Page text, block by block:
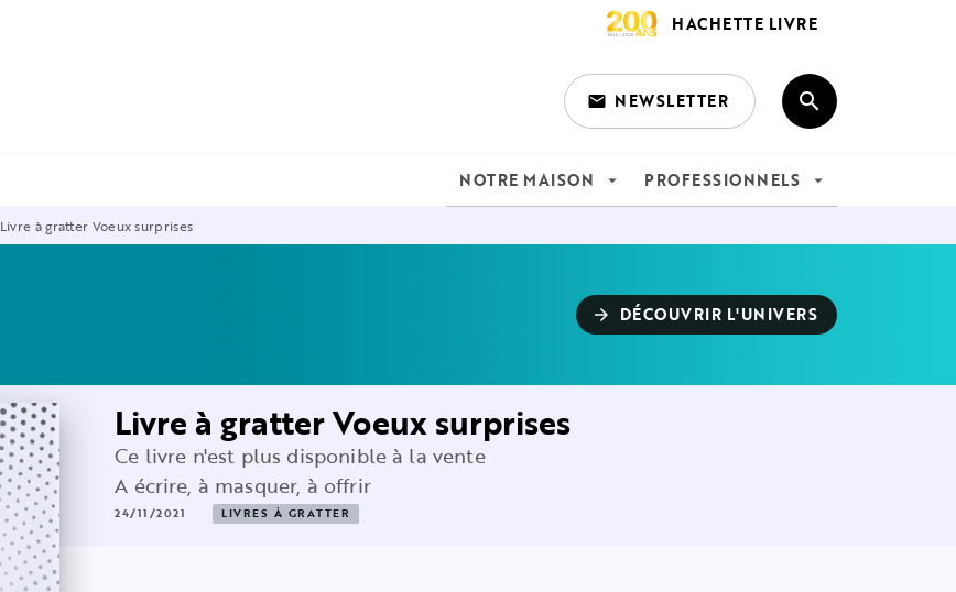
HACHETTE LIVRE
email NEWSLETTER search
NOTRE MAISON arrow_drop_down PROFESSIONNELS arrow_drop_down
Livre à gratter Voeux surprises
arrow_forward DÉCOUVRIR L'UNIVERS
Livre à gratter Voeux surprises
Ce livre n'est plus disponible à la vente
A écrire, à masquer, à offrir
24/11/2021 LIVRES À GRATTER